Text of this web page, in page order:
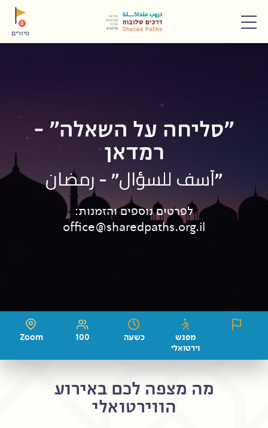
תפריט 0
סיורים
"סליחה על השאלה" -
רמדאן
"آسف للسؤال" - رمضان
לפרטים נוספים והזמנות:
office@sharedpaths.org.il
מפגש
וירטואלי
כשעה 100
Zoom
מה מצפה לכם באירוע
הווירטואלי